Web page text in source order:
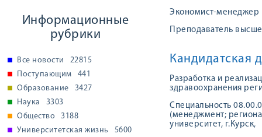
Информационные
рубрики
Все новости
22815
Поступающим
441
Образование
3427
Наука
3303
Общество
3188
Университетская жизнь
5600
Экономист-менеджер
Преподаватель
Кандидатская
Разработка и
здравоохранения
Специальность
(менеджмент;
университет, г.Курск,